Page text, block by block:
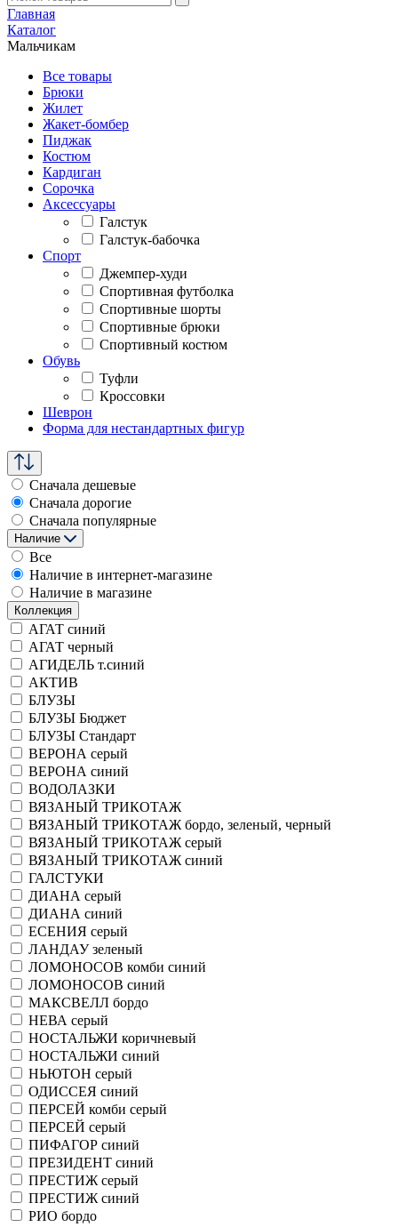
Главная
Каталог
Мальчикам
Все товары
Брюки
Жилет
Жакет-бомбер
Пиджак
Костюм
Кардиган
Сорочка
Аксессуары
Галстук
Галстук-бабочка
Спорт
Джемпер-худи
Спортивная футболка
Спортивные шорты
Спортивные брюки
Спортивный костюм
Обувь
Туфли
Кроссовки
Шеврон
Форма для нестандартных фигур
Сначала дешевые
Сначала дорогие
Сначала популярные
Наличие
Все
Наличие в интернет-магазине
Наличие в магазине
Коллекция
АГАТ синий
АГАТ черный
АГИДЕЛЬ т.синий
АКТИВ
БЛУЗЫ
БЛУЗЫ Бюджет
БЛУЗЫ Стандарт
ВЕРОНА серый
ВЕРОНА синий
ВОДОЛАЗКИ
ВЯЗАНЫЙ ТРИКОТАЖ
ВЯЗАНЫЙ ТРИКОТАЖ бордо, зеленый, черный
ВЯЗАНЫЙ ТРИКОТАЖ серый
ВЯЗАНЫЙ ТРИКОТАЖ синий
ГАЛСТУКИ
ДИАНА серый
ДИАНА синий
ЕСЕНИЯ серый
ЛАНДАУ зеленый
ЛОМОНОСОВ комби синий
ЛОМОНОСОВ синий
МАКСВЕЛЛ бордо
НЕВА серый
НОСТАЛЬЖИ коричневый
НОСТАЛЬЖИ синий
НЬЮТОН серый
ОДИССЕЯ синий
ПЕРСЕЙ комби серый
ПЕРСЕЙ серый
ПИФАГОР синий
ПРЕЗИДЕНТ синий
ПРЕСТИЖ серый
ПРЕСТИЖ синий
РИО бордо